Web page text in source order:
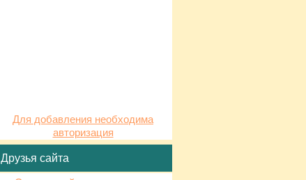
Для добавления необходима
авторизация
Друзья сайта